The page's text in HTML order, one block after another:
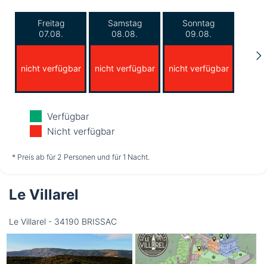
Freitag
07.08.
nicht verfügbar
Samstag
08.08.
nicht verfügbar
Sonntag
09.08.
nicht verfügbar
Montag
10.08.
nicht verfügbar nicht verfügbar
nicht verfügbar
Verfügbar
Nicht verfügbar
* Preis ab für 2 Personen und für 1 Nacht.
Le Villarel
Le Villarel - 34190 BRISSAC